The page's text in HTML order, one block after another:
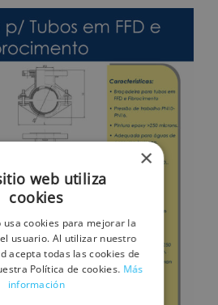
×
web utiliza
cookies
usa cookies para mejorar la
usuario. Al utilizar nuestro
acepta todas las cookies de
Política de cookies. Más
información